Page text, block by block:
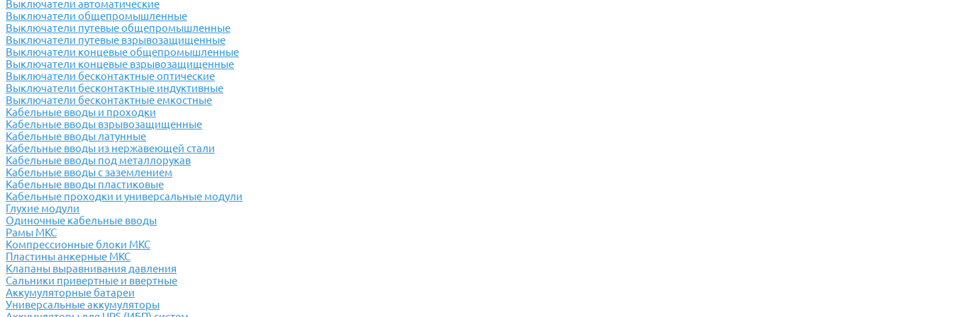
Выключатели автоматические
Выключатели общепромышленные
Выключатели путевые общепромышленные
Выключатели путевые взрывозащищенные
Выключатели концевые общепромышленные
Выключатели концевые взрывозащищенные
Выключатели бесконтактные оптические
Выключатели бесконтактные индуктивные
Выключатели бесконтактные емкостные
Кабельные вводы и проходки
Кабельные вводы взрывозащищенные
Кабельные вводы латунные
Кабельные вводы из нержавеющей стали
Кабельные вводы под металлорукав
Кабельные вводы с заземлением
Кабельные вводы пластиковые
Кабельные проходки и универсальные модули
Глухие модули
Одиночные кабельные вводы
Рамы МКС
Компрессионные блоки МКС
Пластины анкерные МКС
Клапаны выравнивания давления
Сальники привертные и ввертные
Аккумуляторные батареи
Универсальные аккумуляторы